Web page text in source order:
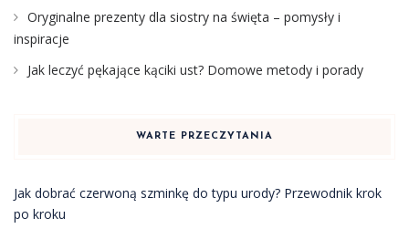
Oryginalne prezenty dla siostry na święta – pomysły i
inspiracje
Jak leczyć pękające kąciki ust? Domowe metody i porady
WARTE PRZECZYTANIA
Jak dobrać czerwoną szminkę do typu urody? Przewodnik krok
po kroku